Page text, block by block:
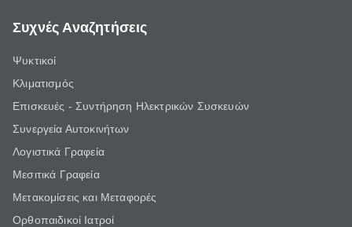
Συχνές Αναζητήσεις
Ψυκτικοί
Κλιματισμός
Επισκευές - Συντήρηση Ηλεκτρικών Συσκευών
Συνεργεία Αυτοκινήτων
Λογιστικά Γραφεία
Μεσιτικά Γραφεία
Μετακομίσεις και Μεταφορές
Ορθοπαιδικοί Ιατροί